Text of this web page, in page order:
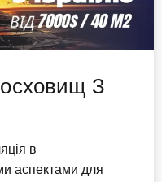
З
в
аспектами для